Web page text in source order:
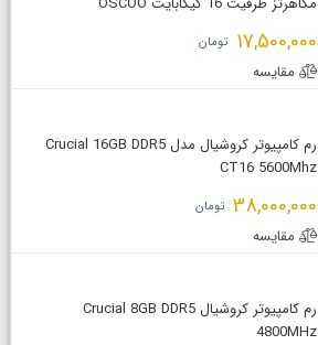
مقایسه
17,500,000 تومان
رم کامپیوتر کروشیال مدل ‌Crucial 16GB DDR5
CT16 5600Mhz
مقایسه
38,000,000 تومان
رم کامپیوتر کروشیال Crucial 8GB DDR5
4800MHz